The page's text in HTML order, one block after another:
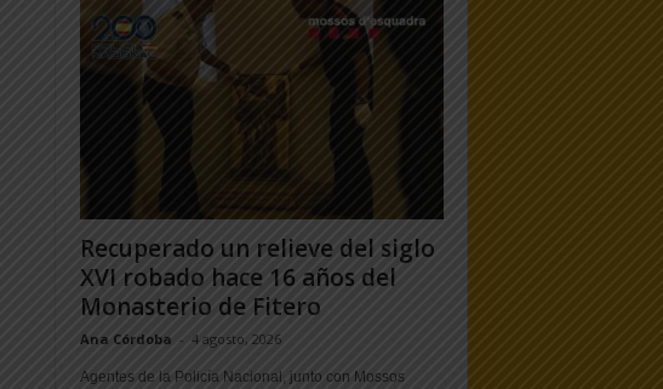
Recuperado un relieve del siglo
XVI robado hace 16 años del
Monasterio de Fitero
Ana Córdoba - 4 agosto, 2026
Agentes de la Policía Nacional, junto con Mossos